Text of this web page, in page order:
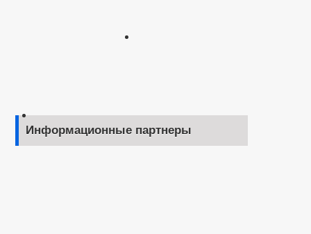
Информационные партнеры